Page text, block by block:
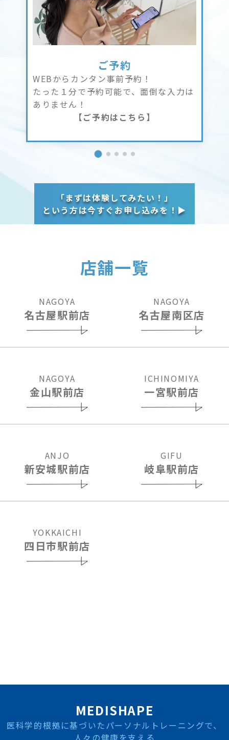
ご予約
WEBからカンタン事前予約！
たった１分で予約可能で、面倒な入力は
ありません！
【ご予約はこちら】
「まずは体験してみたい！」
という方は今すぐお申し込みを！▶︎
店舗一覧
NAGOYA
名古屋駅前店
NAGOYA
名古屋南区店
NAGOYA
金山駅前店
ICHINOMIYA
一宮駅前店
ANJO
新安城駅前店
GIFU
岐阜駅前店
YOKKAICHI
四日市駅前店
MEDISHAPE
医科学的根拠に基づいたパーソナルトレーニングで、
人々の健康を支える